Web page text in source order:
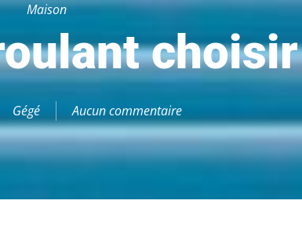
Maison
Gégé Aucun commentaire